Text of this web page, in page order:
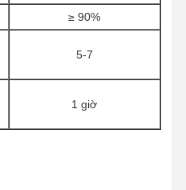
≥ 90%
5-7
1 giờ